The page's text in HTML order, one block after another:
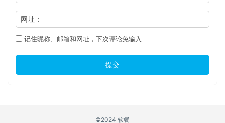
网址：
记住昵称、邮箱和网址，下次评论免输入
提交
©2024 软餐